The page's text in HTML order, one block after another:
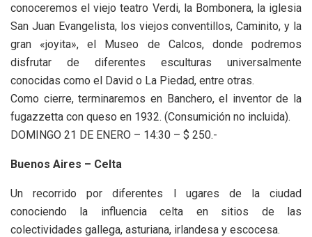
conoceremos el viejo teatro Verdi, la Bombonera, la iglesia
San Juan Evangelista, los viejos conventillos, Caminito, y la
gran «joyita», el Museo de Calcos, donde podremos
disfrutar de diferentes esculturas universalmente
conocidas como el David o La Piedad, entre otras.
Como cierre, terminaremos en Banchero, el inventor de la
fugazzetta con queso en 1932. (Consumición no incluida).
DOMINGO 21 DE ENERO – 14:30 – $ 250.-
Buenos Aires – Celta
Un recorrido por diferentes l ugares de la ciudad
conociendo la influencia celta en sitios de las
colectividades gallega, asturiana, irlandesa y escocesa.